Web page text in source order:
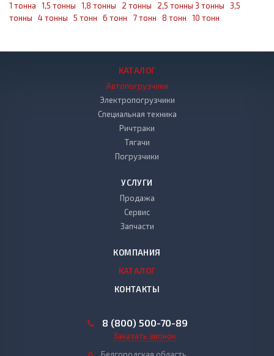
1 тонна
1,5 тонны 1,8 тонны 2 тонны 2,5 тонны 3 тонны
3,5
тонны
4 тонны 5 тонн 6 тонн 7 тонн 8 тонн 10 тонн
КАТАЛОГ
Автопогрузчики
Электропогрузчики
Специальная техника
Ричтраки
Тягачи
Погрузчики
УСЛУГИ
Продажа
Сервис
Запчасти
КОМПАНИЯ
КАТАЛОГ
КОНТАКТЫ
8 (800) 500-70-89
Заказать звонок